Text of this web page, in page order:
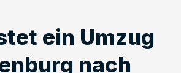
ein Umzug
nach